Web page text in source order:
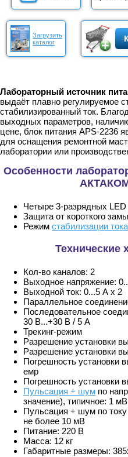
Загрузить
каталог
Лабораторный источник
выдаёт плавно регулируемое
стабилизированный ток.
выходных параметров,
цене, блок питания APS-2236
для оснащения ремонтной
лаборатории или
Особенности
АКТАКОМ
Четыре 3-разрядных LED
Защита от короткого
Режим стабилизации тока
Технические
Кол-во каналов: 2
Выходное напряжение:
Выходной ток: 0...5 А х 2
Параллельное
Последовательное
30 В...+30 В / 5 А
Трекинг-режим
Разрешение установки
Разрешение установки
Погрешность установки
eмр
Погрешность установки
Пульсация + шум по
значение), типичное: 1 мВ
Пульсация + шум по току
не более 10 мВ
Питание: 220 В
Масса: 12 кг
Габаритные размеры: